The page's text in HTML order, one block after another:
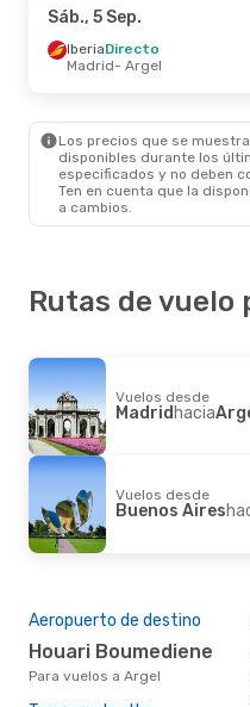
Air Algerie
Madrid- Argel
Air AlgerieDirecto
Argel- Madrid
Sáb., 5 Sep.- Dom., 13
IberiaDirecto
Madrid- Argel
Air AlgerieDirecto
Argel - Madrid
Sáb., 5 Sep.
IberiaDirecto
Madrid- Argel
Los precios que se
disponibles durante los
especificados y no deben
Ten en cuenta que la
a cambios.
Rutas de vuelo
Vuelos desde
Madridhacia
Vuelos desde
Buenos Aires
Aeropuerto de destino
Houari Boumediene
Para vuelos a Argel